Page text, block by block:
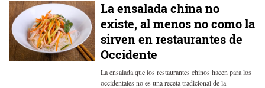
La ensalada china no
existe, al menos no como la
sirven en restaurantes de
Occidente
La ensalada que los restaurantes chinos hacen para los
occidentales no es una receta tradicional de la